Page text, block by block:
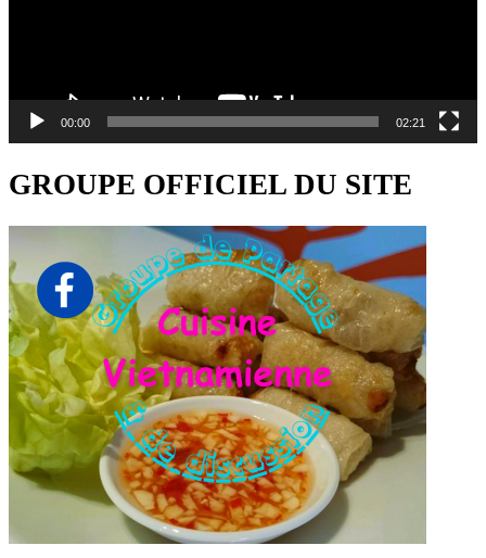
00:00 02:21
GROUPE OFFICIEL DU SITE